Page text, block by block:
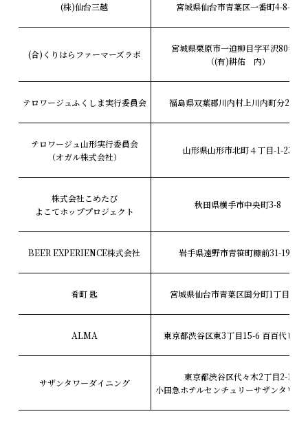
(株)仙台三越 宮城県仙台市青葉区一番町4-8-15
(合)くりはらファーマーズラボ
宮城県栗原市一迫柳目字平沢80番地
（(有)耕佑 内）
テロワージュふくしま実行委員会 福島県双葉郡川内村上川内町分282-6
テロワージュ山形実行委員会
（オガル株式会社）
山形県山形市北町４丁目-1-23
株式会社こめたび
よこてホッププロジェクト
秋田県横手市中央町3-8
BEER EXPERIENCE株式会社 岩手県遠野市青笹町糠前31-19-7
肴町 匙 宮城県仙台市青葉区国分町1丁目7-10
ALMA 東京都渋谷区東3丁目15-6 百百代ビル
サザンタワーダイニング
東京都渋谷区代々木2丁目2-1
小田急ホテルセンチュリーサザンタワー